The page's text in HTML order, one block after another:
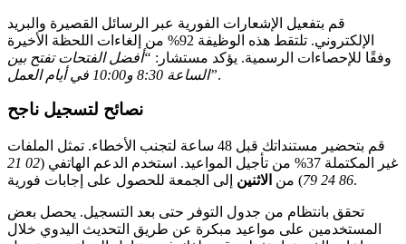
قم بتفعيل الإشعارات الفورية عبر الرسائل القصيرة والبريد
الإلكتروني. تلتقط هذه الوظيفة 92% من إلغاءات اللحظة الأخيرة
وفقًا للإحصاءات الرسمية. يؤكد مستشار: “أفضل الفتحات تفتح بين
الساعة 8:30 و10:00 في أيام العمل”.
نصائح لتسجيل ناجح
قم بتحضير مستنداتك قبل 48 ساعة لتجنب الأخطاء. تمثل الملفات
غير المكتملة 37% من تأجيل المواعيد. استخدم الدعم الهاتفي (
02 21
86 24 79
) من الاثنين إلى الجمعة للحصول على إجابات فورية.
تحقق بانتظام من جدول التوفر حتى بعد التسجيل. يحصل بعض
المستخدمين على مواعيد مبكرة عن طريق التحديث اليدوي خلال